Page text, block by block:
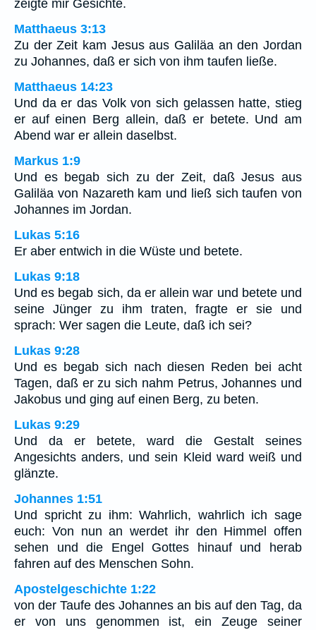
zeigte mir Gesichte.
Matthaeus 3:13
Zu der Zeit kam Jesus aus Galiläa an den Jordan
zu Johannes, daß er sich von ihm taufen ließe.
Matthaeus 14:23
Und da er das Volk von sich gelassen hatte, stieg
er auf einen Berg allein, daß er betete. Und am
Abend war er allein daselbst.
Markus 1:9
Und es begab sich zu der Zeit, daß Jesus aus
Galiläa von Nazareth kam und ließ sich taufen von
Johannes im Jordan.
Lukas 5:16
Er aber entwich in die Wüste und betete.
Lukas 9:18
Und es begab sich, da er allein war und betete und
seine Jünger zu ihm traten, fragte er sie und
sprach: Wer sagen die Leute, daß ich sei?
Lukas 9:28
Und es begab sich nach diesen Reden bei acht
Tagen, daß er zu sich nahm Petrus, Johannes und
Jakobus und ging auf einen Berg, zu beten.
Lukas 9:29
Und da er betete, ward die Gestalt seines
Angesichts anders, und sein Kleid ward weiß und
glänzte.
Johannes 1:51
Und spricht zu ihm: Wahrlich, wahrlich ich sage
euch: Von nun an werdet ihr den Himmel offen
sehen und die Engel Gottes hinauf und herab
fahren auf des Menschen Sohn.
Apostelgeschichte 1:22
von der Taufe des Johannes an bis auf den Tag, da
er von uns genommen ist, ein Zeuge seiner